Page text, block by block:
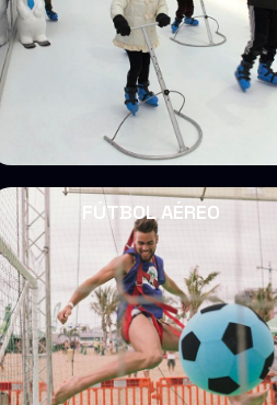
FÚTBOL AÉREO